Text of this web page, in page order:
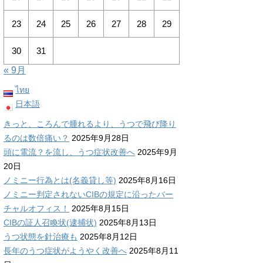
23 24 25 26 27 28 29
30
31
« 9月
ไทย
日本語
きっと、ころんで腫れるより、うつで飛び降り
るのは数倍痛い？ 2025年9月28日
頭に電流？を流し、うつ症状改善へ 2025年9月
20日
ノミニー行為とは(名義貸し等) 2025年8月16日
ノミニー判定されないCIBの規定に沿ったバー
チャルオフィス！
2025年8月15日
CIBの証人召喚状(逮捕状) 2025年8月13日
うつ状態を針治療も 2025年8月12日
長年のうつ症状がようやく改善へ 2025年8月11